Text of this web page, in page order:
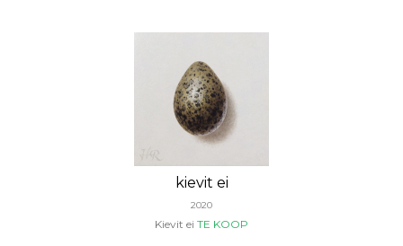
kievit ei
2020
Kievit ei TE KOOP